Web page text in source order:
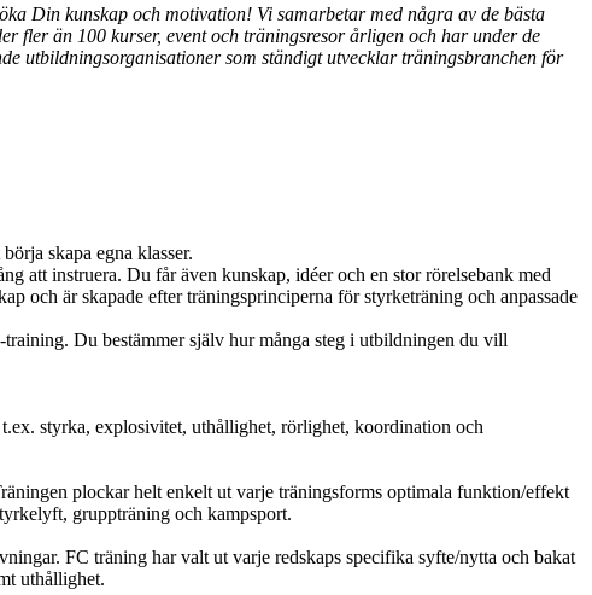
Din kunskap och motivation! Vi samarbetar med några av de bästa
fler än 100 kurser, event och träningsresor årligen och har under de
utbildningsorganisationer som ständigt utvecklar träningsbranchen för
skapa egna klasser.
att instruera. Du får även kunskap, idéer och en stor rörelsebank med
och är skapade efter träningsprinciperna för styrketräning och anpassade
Du bestämmer själv hur många steg i utbildningen du vill
styrka, explosivitet, uthållighet, rörlighet, koordination och
plockar helt enkelt ut varje träningsforms optimala funktion/effekt
gruppträning och kampsport.
FC träning har valt ut varje redskaps specifika syfte/nytta och bakat
uthållighet.